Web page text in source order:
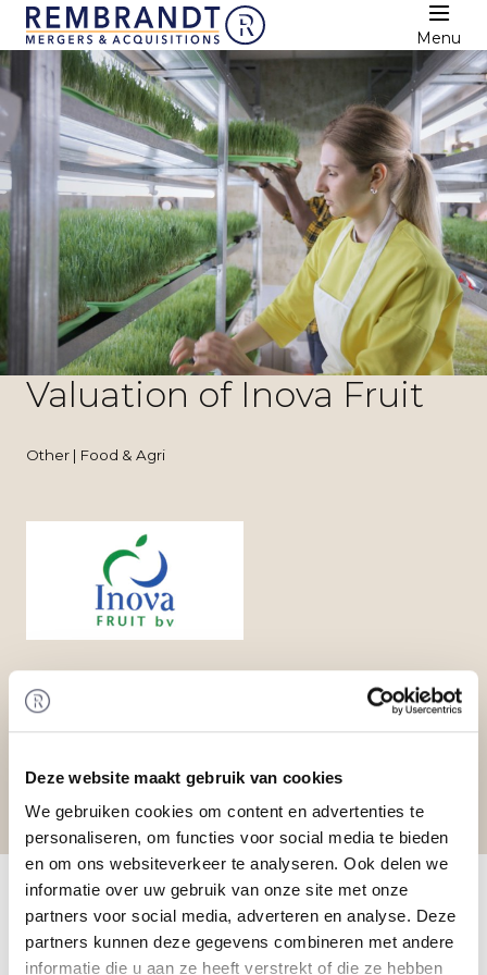
Deze website maakt gebruik van cookies
We gebruiken cookies om content en advertenties te
personaliseren, om functies voor social media te bieden
en om ons websiteverkeer te analyseren. Ook delen we
informatie over uw gebruik van onze site met onze
partners voor social media, adverteren en analyse. Deze
partners kunnen deze gegevens combineren met andere
informatie die u aan ze heeft verstrekt of die ze hebben
Menu
Valuation of Inova Fruit
Other | Food & Agri
Home/Transactions/ Valuation of Inova Fruit
Transaction
Rembrandt M&A has performed a valuation of
Inova Fruit B.V. (Inova Fruit). Consecutively,